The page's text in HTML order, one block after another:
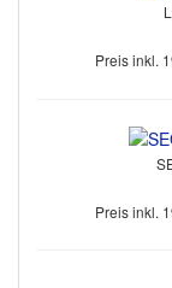
Preis inkl.
Preis inkl.